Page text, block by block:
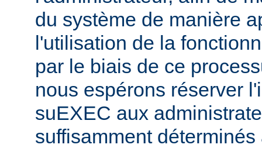
du système de manière
l'utilisation de la
par le biais de ce
nous espérons réserver
suEXEC aux
suffisamment